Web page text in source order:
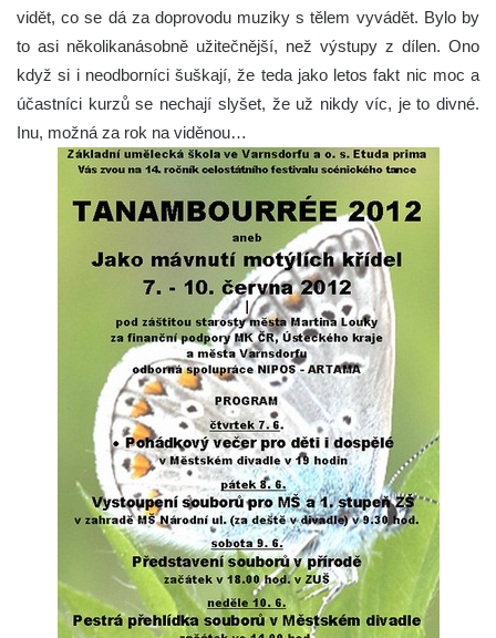
vidět, co se dá za doprovodu muziky s tělem vyvádět. Bylo by
to asi několikanásobně užitečnější, než výstupy z dílen. Ono
když si i neodborníci šuškají, že teda jako letos fakt nic moc a
účastníci kurzů se nechají slyšet, že už nikdy víc, je to divné.
Inu, možná za rok na viděnou…